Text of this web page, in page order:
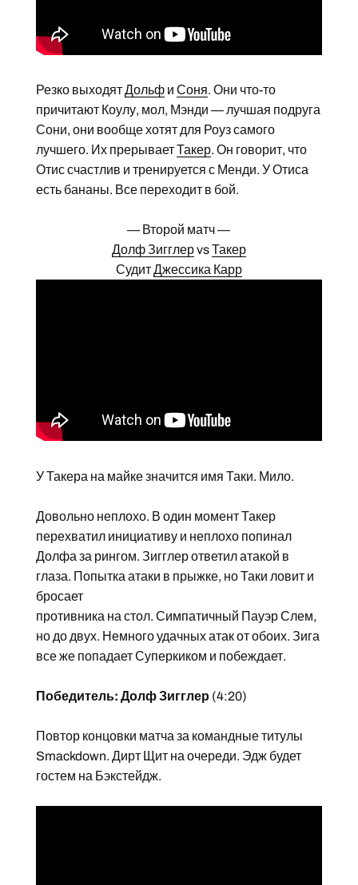
Резко выходятДольфи Соня. Они что-то
причитают Коулу, мол, Мэнди — лучшая подруга
Сони, они вообще хотят для Роуз самого
лучшего. Их прерываетТакер. Он говорит, что
Отис счастлив и тренируется с Менди. У Отиса
есть бананы. Все переходит в бой.
— Второй матч —
Долф ЗигглерvsТакер
СудитДжессика Карр
У Такера на майке значится имя Таки. Мило.
Довольно неплохо. В один момент Такер
перехватил инициативу и неплохо попинал
Долфа за рингом. Зигглер ответил атакой в
глаза. Попытка атаки в прыжке, но Таки ловит и
бросает
противника на стол. Симпатичный Пауэр Слем,
но до двух. Немного удачных атак от обоих. Зига
все же попадает Суперкиком и побеждает.
Победитель: Долф Зигглер (4:20)
Повтор концовки матча за командные титулы
Smackdown. Дирт Щит на очереди. Эдж будет
гостем на Бэкстейдж.